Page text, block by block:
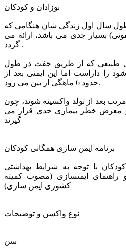
نوزادان و كودكان
طول سال اول زندگی شان هنگامی که
بسیار جدی می باشد، ارائه می
گردد .
طبیعی که از طریق جفت در طول
را داراست اما این ایمنی بعد از
حدود 6 ماهگی از بین می رود.
بعد از تولد واکسینه شوند، چون
در معرض خطر بیماری جدی قرار می
گیرند
برنامه ایمن سازی همگانی كودكان
با توجه به شرایط بهداشتی
ایمنسازی (مصوب کمیته
کشوری ایمن سازی)
نوع واكسن و توضيحات
سن